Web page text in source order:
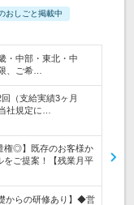
おしごと掲載中
・中部・東北・中
、ご希…
（支給実績3ヶ月
社規定に…
権◎】既存のお客様か
ご提案！【残業月平
からの研修あり】◆営